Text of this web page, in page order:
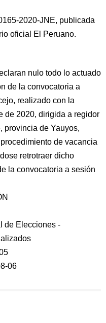
2020-JNE, publicada
oficial El Peruano.
nulo todo lo actuado
de la convocatoria a
realizado con la
de 2020, dirigida a regidor
provincia de Yauyos,
de vacancia
retrotraer dicho
la convocatoria a sesión
de Elecciones -
06